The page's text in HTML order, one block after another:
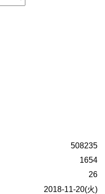
508235
1654
26
2018-11-20(火)